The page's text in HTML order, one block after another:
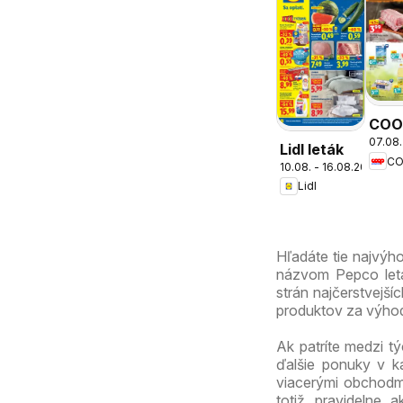
Lidl leták
10.08. - 16.08.2026
Lidl
cez
Hľadáte tie
názvom Pepco
strán
produktov za
Ak patríte medzi
ďalšie ponuky v
viacerými